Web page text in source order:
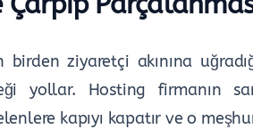
ziyaretçi akınına
yollar. Hosting firmanın
kapıyı kapatır ve o